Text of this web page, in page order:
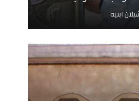
ابنيه